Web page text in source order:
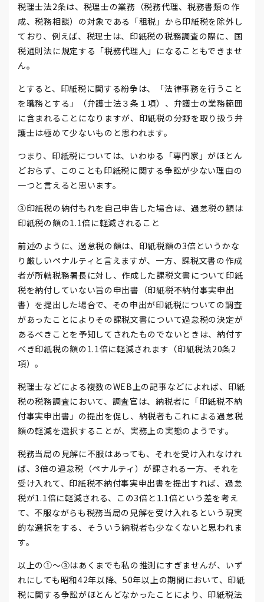
税理士法2条は、税理士の業務（税務代理、税務書類の作
成、税務相談）の対象である「租税」から印紙税を除外し
ており、例えば、税理士は、印紙税の税務調査の際に、国
税通則法に規定する「税務代理人」になることもできませ
ん。
とすると、印紙税に関する紛争は、「法律事務を行うこと
を職務とする」（弁護士法３条１項）、弁護士の業務範囲
に含まれることになりますが、印紙税の分野を取り扱う弁
護士は極めて少ないものと思われます。
つまり、印紙税については、いわゆる「専門家」がほとん
どおらず、このことも印紙税に関する争訟が少ない理由の
一つと言えると思います。
③印紙税の納付もれを自己申告した場合は、過怠税の額は
印紙税の額の1.1倍に軽減されること
前述のように、過怠税の額は、印紙税額の3倍というかな
り厳しいペナルティと言えますが、一方、課税文書の作成
者が所轄税務署長に対し、作成した課税文書について印紙
税を納付していない旨の申出書（印紙税不納付事実申出
書）を提出した場合で、その申出が印紙税についての調査
があったことによりその課税文書について過怠税の決定が
あるべきことを予知してされたものでないときは、納付す
べき印紙税の額の1.1倍に軽減されます（印紙税法20条2
項）。
税理士などによる複数のWEB上の記事などによれば、印紙
税の税務調査において、調査官は、納税者に「印紙税不納
付事実申出書」の提出を促し、納税者もこれによる過怠税
額の軽減を選択することが、実務上の実態のようです。
税務当局の見解に不服はあっても、それを受け入れなけれ
ば、3倍の過怠税（ペナルティ）が課される一方、それを
受け入れて、印紙税不納付事実申出書を提出すれば、過怠
税が1.1倍に軽減される、この3倍と1.1倍という差を考え
て、不服ながらも税務当局の見解を受け入れるという現実
的な選択をする、そういう納税者も少なくないと思われま
す。
以上の①～③はあくまでも私の推測にすぎませんが、いず
れにしても昭和42年以降、50年以上の期間において、印紙
税に関する争訟がほとんどなかったことにより、印紙税法